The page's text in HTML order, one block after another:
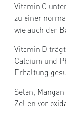
Vitamin C
zu einer
wie auch der
Vitamin D
Calcium und
Erhaltung
Selen,
Zellen vor